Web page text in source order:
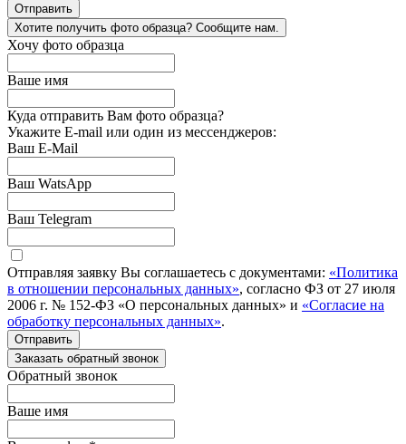
Отправить
Хотите получить фото образца? Сообщите нам.
Хочу фото образца
Ваше имя
Куда отправить Вам фото образца?
Укажите E-mail или один из мессенджеров:
Ваш E-Mail
Ваш WatsApp
Ваш Telegram
Отправляя заявку Вы соглашаетесь с документами: «Политика
в отношении персональных данных», согласно ФЗ от 27 июля
2006 г. № 152-ФЗ «О персональных данных» и «Согласие на
обработку персональных данных».
Отправить
Заказать обратный звонок
Обратный звонок
Ваше имя